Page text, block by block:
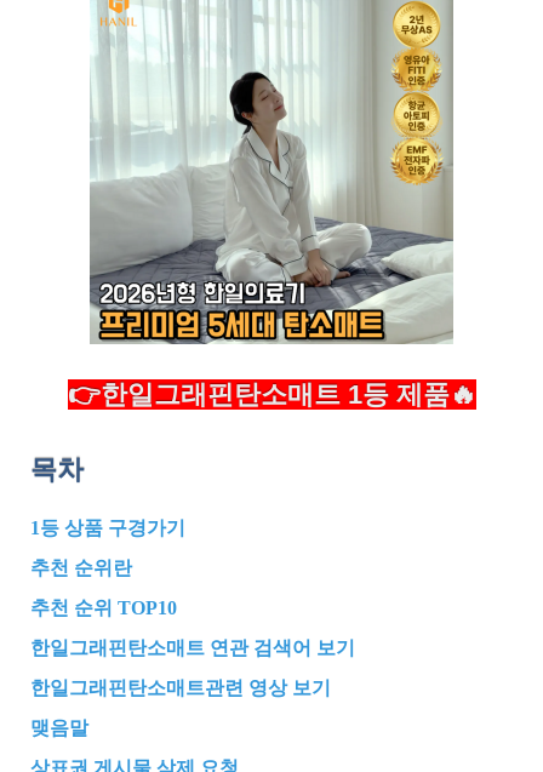
👉한일그래핀탄소매트 1등 제품🔥
목차
1등 상품 구경가기
추천 순위란
추천 순위 TOP10
한일그래핀탄소매트 연관 검색어 보기
한일그래핀탄소매트관련 영상 보기
맺음말
상표권 게시물 삭제 요청